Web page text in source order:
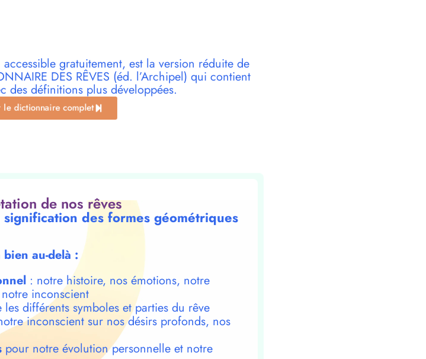
gratuitement, est la version réduite de
DES RÊVES (éd. l’Archipel) qui contient
des définitions plus développées.
le dictionnaire complet
de nos rêves
des formes géométriques
au-delà :
: notre histoire, nos émotions, notre
inconscient
différents symboles et parties du rêve
inconscient sur nos désirs profonds, nos
pour notre évolution personnelle et notre